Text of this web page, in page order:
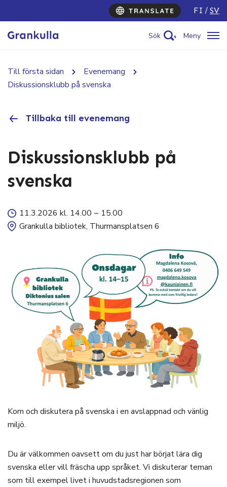
FI SV
Sök Meny
Till första sidan
Evenemang
Diskussionsklubb på svenska
Tillbaka till evenemang
Diskussionsklubb på
svenska
11.3.2026 kl. 14.00 – 15.00
Grankulla bibliotek, Thurmansplatsen 6
Kom och diskutera på svenska i en avslappnad och vänlig
miljö.
Du är välkommen oavsett om du just har börjat lära dig
svenska eller vill fräscha upp språket. Vi diskuterar teman
som till exempel livet i huvudstadsregionen som